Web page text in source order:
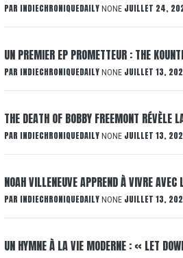
PAR INDIECHRONIQUEDAILY NONE JUILLET 24,
UN PREMIER EP PROMETTEUR : THE
PAR INDIECHRONIQUEDAILY NONE JUILLET 13,
THE DEATH OF BOBBY FREEMONT RÉVÈLE
PAR INDIECHRONIQUEDAILY NONE JUILLET 13,
NOAH VILLENEUVE APPREND À VIVRE
PAR INDIECHRONIQUEDAILY NONE JUILLET 13,
UN HYMNE À LA VIE MODERNE : « LET